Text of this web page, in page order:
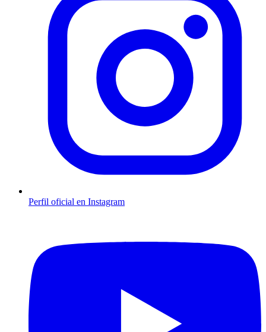
Perfil oficial en Instagram